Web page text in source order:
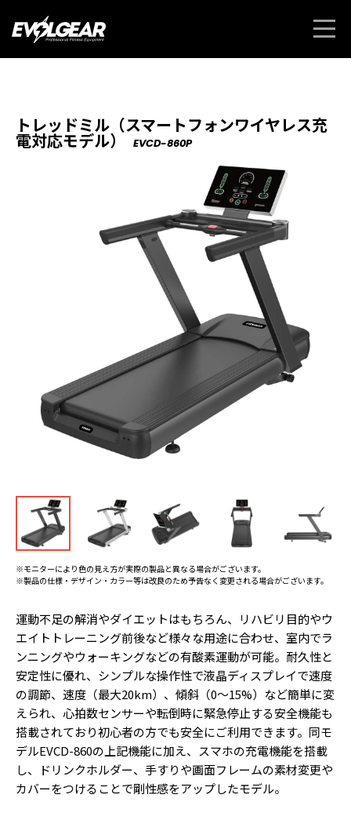
トレッドミル（スマートフォンワイヤレス充
電対応モデル） EVCD-860P
※モニターにより色の見え方が実際の製品と異なる場合がございます。
※製品の仕様・デザイン・カラー等は改良のため予告なく変更される場合がございます。
運動不足の解消やダイエットはもちろん、リハビリ目的やウ
エイトトレーニング前後など様々な用途に合わせ、室内でラ
ンニングやウォーキングなどの有酸素運動が可能。耐久性と
安定性に優れ、シンプルな操作性で液晶ディスプレイで速度
の調節、速度（最大20km）、傾斜（0〜15%）など簡単に変
えられ、心拍数センサーや転倒時に緊急停止する安全機能も
搭載されており初心者の方でも安全にご利用できます。同モ
デルEVCD-860の上記機能に加え、スマホの充電機能を搭載
し、ドリンクホルダー、手すりや画面フレームの素材変更や
カバーをつけることで剛性感をアップしたモデル。